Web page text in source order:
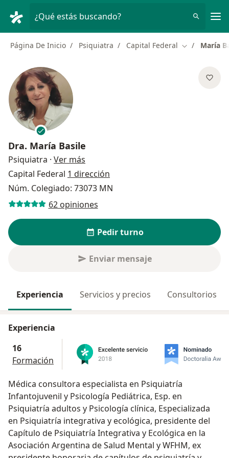
¿Qué estás buscando?
Página De Inicio Psiquiatra Capital Federal Cambiar de
María
Dra. María Basile
Psiquiatra · Ver más
Capital Federal 1 dirección
Núm. Colegiado: 73073 MN
62 opiniones
Pedir turno
Enviar mensaje
Experiencia Servicios y precios Consultorios
Experiencia
16
Formación
Médica consultora especialista en Psiquiatría
Infantojuvenil y Psicología Pediátrica, Esp. en
Psiquiatría adultos y Psicología clínica, Especializada
en Psiquiatría integrativa y ecológica, presidente del
Capítulo de Psiquiatría Integrativa y Ecológica en la
Asociación Argentina de Salud Mental y WFHM, ex